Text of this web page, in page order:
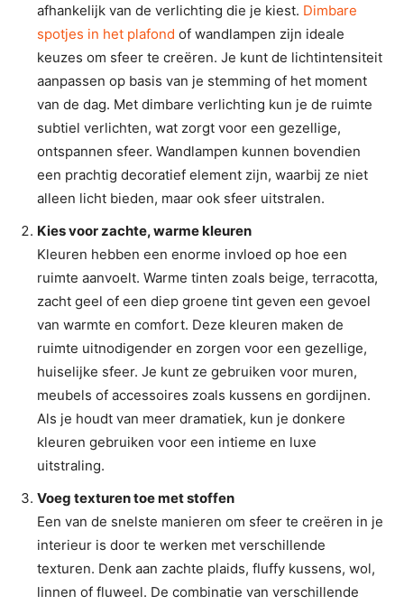
afhankelijk van de verlichting die je kiest. Dimbare
spotjes in het plafond of wandlampen zijn ideale
keuzes om sfeer te creëren. Je kunt de lichtintensiteit
aanpassen op basis van je stemming of het moment
van de dag. Met dimbare verlichting kun je de ruimte
subtiel verlichten, wat zorgt voor een gezellige,
ontspannen sfeer. Wandlampen kunnen bovendien
een prachtig decoratief element zijn, waarbij ze niet
alleen licht bieden, maar ook sfeer uitstralen.
Kies voor zachte, warme kleuren
Kleuren hebben een enorme invloed op hoe een
ruimte aanvoelt. Warme tinten zoals beige, terracotta,
zacht geel of een diep groene tint geven een gevoel
van warmte en comfort. Deze kleuren maken de
ruimte uitnodigender en zorgen voor een gezellige,
huiselijke sfeer. Je kunt ze gebruiken voor muren,
meubels of accessoires zoals kussens en gordijnen.
Als je houdt van meer dramatiek, kun je donkere
kleuren gebruiken voor een intieme en luxe
uitstraling.
Voeg texturen toe met stoffen
Een van de snelste manieren om sfeer te creëren in je
interieur is door te werken met verschillende
texturen. Denk aan zachte plaids, fluffy kussens, wol,
linnen of fluweel. De combinatie van verschillende